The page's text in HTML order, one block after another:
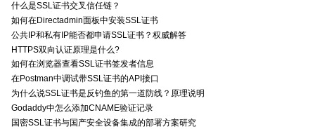
什么是SSL证书交叉信任链？
如何在Directadmin面板中安装SSL证书
公共IP和私有IP能否都申请SSL证书？权威解答
HTTPS双向认证原理是什么?
如何在浏览器查看SSL证书签发者信息
在Postman中调试带SSL证书的API接口
为什么说SSL证书是反钓鱼的第一道防线？原理说明
Godaddy中怎么添加CNAME验证记录
国密SSL证书与国产安全设备集成的部署方案研究